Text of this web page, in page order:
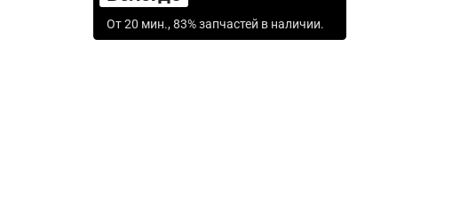
От 20 мин., 83% запчастей в наличии.